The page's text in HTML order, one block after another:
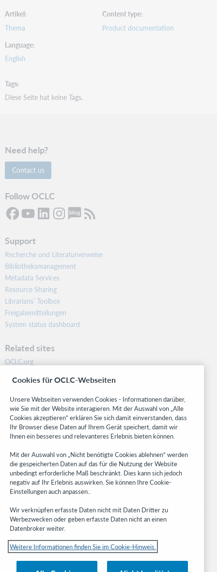
Artikel
Thema
Content type
Product documentation
Language
English
Tags
Diese Seite hat keine Tags.
Need help?
Contact us
Follow OCLC
Support
Recherche und Literaturverweise
Bibliotheksmanagement
Metadata Services
Resource Sharing
Librarians’ Toolbox
Freigabemitteilungen
System status dashboard
Related sites
OCLC.org
Community
Research
WebJunction
Developer Network
Get the latest product updates, research, events, and much more—
right to your inbox.
Subscribe now
© 2023 OCLC
Cookies für OCLC-Webseiten
Unsere Webseiten verwenden Cookies - Informationen darüber,
wie Sie mit der Website interagieren. Mit der Auswahl von „Alle
Cookies akzeptieren“ erklären Sie sich damit einverstanden, dass
Ihr Browser diese Daten auf Ihrem Gerät speichert, damit wir
Ihnen ein besseres und relevanteres Erlebnis bieten können.
Mit der Auswahl von „Nicht benötigte Cookies ablehnen“ werden
die gespeicherten Daten auf das für die Nutzung der Website
unbedingt erforderliche Maß beschränkt. Dies kann sich jedoch
negativ auf Ihr Erlebnis auswirken. Sie können Ihre Cookie-
Einstellungen auch anpassen..
Wir verknüpfen erfasste Daten nicht mit Daten Dritter zu
Werbezwecken oder geben erfasste Daten nicht an einen
Datenbroker weiter.
Weitere Informationen finden Sie im Cookie-Hinweis.